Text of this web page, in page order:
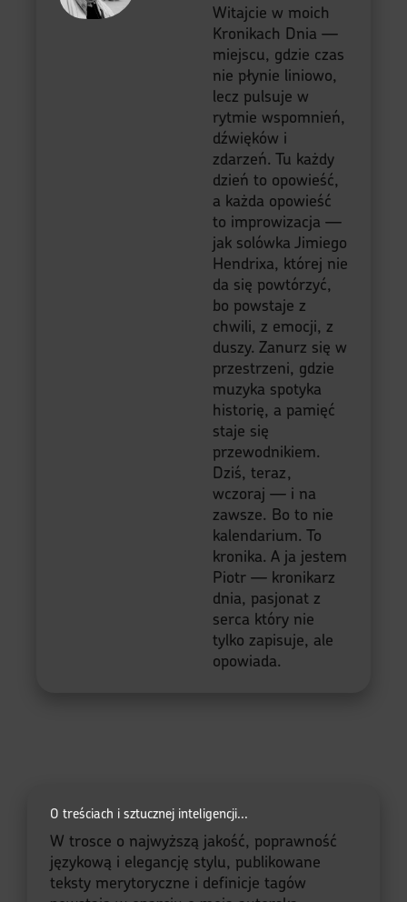
Witajcie w moich
Kronikach Dnia —
miejscu, gdzie czas
nie płynie liniowo,
lecz pulsuje w
rytmie wspomnień,
dźwięków i
zdarzeń. Tu każdy
dzień to opowieść,
a każda opowieść
to improwizacja —
jak solówka Jimiego
Hendrixa, której nie
da się powtórzyć,
bo powstaje z
chwili, z emocji, z
duszy. Zanurz się w
przestrzeni, gdzie
muzyka spotyka
historię, a pamięć
staje się
przewodnikiem.
Dziś, teraz,
wczoraj — i na
zawsze. Bo to nie
kalendarium. To
kronika. A ja jestem
Piotr — kronikarz
dnia, pasjonat z
serca który nie
tylko zapisuje, ale
opowiada.
O treściach i sztucznej inteligencji...
W trosce o najwyższą jakość, poprawność
językową i elegancję stylu, publikowane
teksty merytoryczne i definicje tagów